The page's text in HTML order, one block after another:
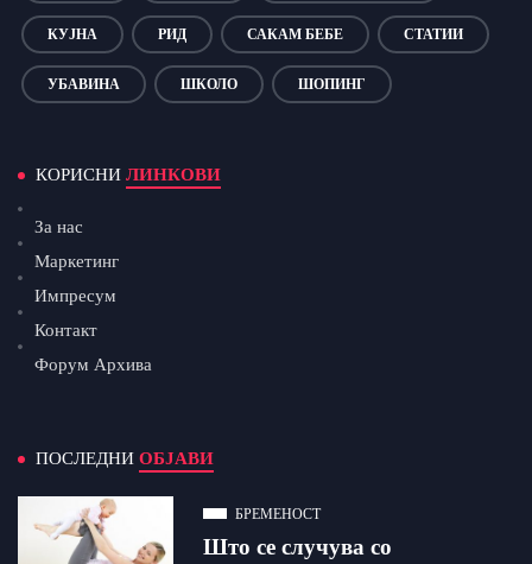
КУЈНА РИД САКАМ БЕБЕ СТАТИИ
УБАВИНА ШКОЛО ШОПИНГ
КОРИСНИ ЛИНКОВИ
За нас
Маркетинг
Импресум
Контакт
Форум Архива
ПОСЛЕДНИ ОБЈАВИ
БРЕМЕНОСТ
Што се случува со